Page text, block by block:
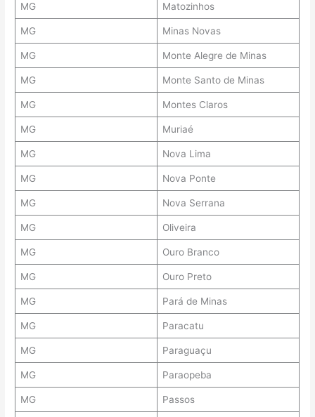
MG Matozinhos
MG Minas Novas
MG Monte Alegre de Minas
MG Monte Santo de Minas
MG Montes Claros
MG Muriaé
MG Nova Lima
MG Nova Ponte
MG Nova Serrana
MG Oliveira
MG Ouro Branco
MG Ouro Preto
MG Pará de Minas
MG Paracatu
MG Paraguaçu
MG Paraopeba
MG Passos